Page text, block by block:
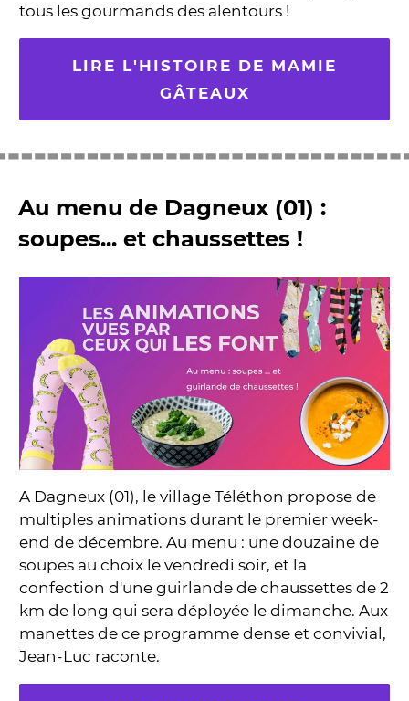
tous les gourmands des alentours !
LIRE L'HISTOIRE DE MAMIE
GÂTEAUX
Au menu de Dagneux (01) :
soupes... et chaussettes !
A Dagneux (01), le village Téléthon propose de
multiples animations durant le premier week-
end de décembre. Au menu : une douzaine de
soupes au choix le vendredi soir, et la
confection d'une guirlande de chaussettes de 2
km de long qui sera déployée le dimanche. Aux
manettes de ce programme dense et convivial,
Jean-Luc raconte.